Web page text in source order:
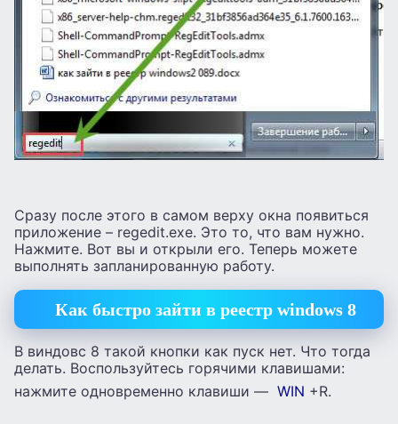
Сразу после этого в самом верху окна появиться
приложение – regedit.exe. Это то, что вам нужно.
Нажмите. Вот вы и открыли его. Теперь можете
выполнять запланированную работу.
Как быстро зайти в реестр windows 8
В виндовс 8 такой кнопки как пуск нет. Что тогда
делать. Воспользуйтесь горячими клавишами:
нажмите одновременно клавиши — WIN +R.